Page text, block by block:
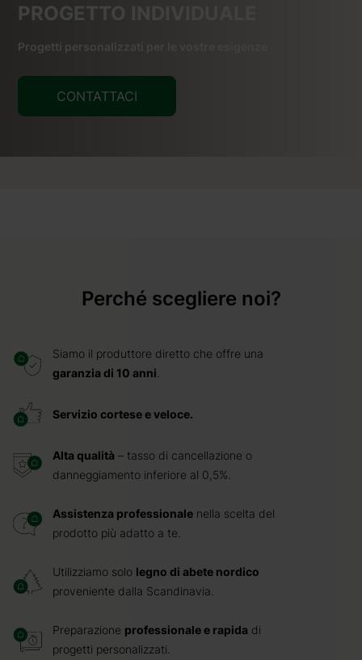
PROGETTO INDIVIDUALE
Progetti personalizzati per le vostre esigenze
CONTATTACI
Perché scegliere noi?
Siamo il produttore diretto che offre una
garanzia di 10 anni
Servizio cortese e veloce.
Alta qualità – tasso di cancellazione o
danneggiamento inferiore al 0,5%.
Assistenza professionale nella scelta del
prodotto più adatto a te.
Utilizziamo solo legno di abete nordico
proveniente dalla Scandinavia.
Preparazione professionale e rapida di
progetti personalizzati.